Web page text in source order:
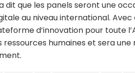
dit que les panels seront une
au niveau international.
d’innovation pour toute
humaines et sera une